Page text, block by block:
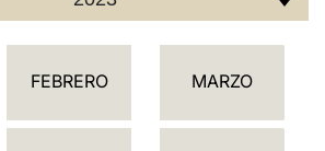
FEBRERO MARZO